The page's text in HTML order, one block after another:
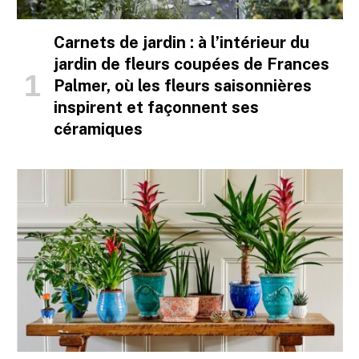
Carnets de jardin : à l’intérieur du
jardin de fleurs coupées de Frances
Palmer, où les fleurs saisonnières
inspirent et façonnent ses
céramiques